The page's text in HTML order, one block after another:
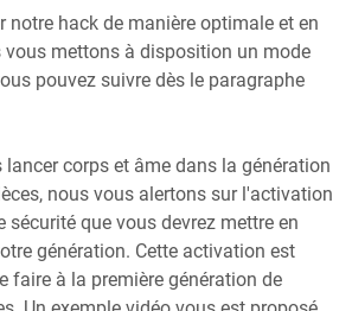
notre hack de manière optimale et en
vous mettons à disposition un mode
pouvez suivre dès le paragraphe
corps et âme dans la génération
nous vous alertons sur l'activation
sécurité que vous devrez mettre en
génération. Cette activation est
faire à la première génération de